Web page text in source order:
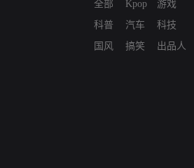
全部
科普
国风
Kpop
汽车
搞笑
游戏
科技
出品人